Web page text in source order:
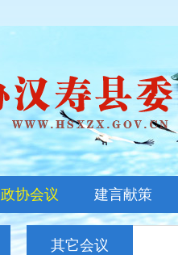
政协会议
全体会议
建言献策
其它会议